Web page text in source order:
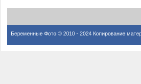
Беременные Фото © 2010 - 2024 Копирование